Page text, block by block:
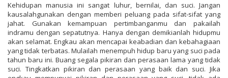
Kehidupan manusia ini sangat luhur, bernilai, dan suci. Jangan
kausalahgunakan dengan memberi peluang pada sifat-sifat yang
jahat. Gunakan kemampuan pertimbanganmu dan pakailah
indramu dengan sepatutnya. Hanya dengan demikianlah hidupmu
akan selamat. Engkau akan mencapai keabadian dan kebahagiaan
yang tidak terbatas. Mulailah menempuh hidup baru yang suci pada
tahun baru ini. Buang segala pikiran dan perasaan lama yang tidak
suci. Tingkatkan pikiran dan perasaan yang baik dan suci. Jika